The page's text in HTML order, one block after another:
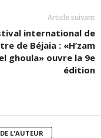
Article suivant
international de
de Béjaia : «H’zam
el ghoula» ouvre la 9e
édition
L'AUTEUR